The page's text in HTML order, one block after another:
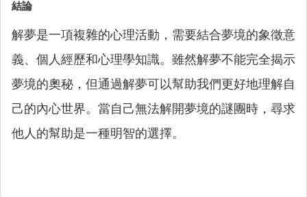
結論
解夢是一項複雜的心理活動，需要結合夢境的象徵意
義、個人經歷和心理學知識。雖然解夢不能完全揭示
夢境的奧秘，但通過解夢可以幫助我們更好地理解自
己的內心世界。當自己無法解開夢境的謎團時，尋求
他人的幫助是一種明智的選擇。